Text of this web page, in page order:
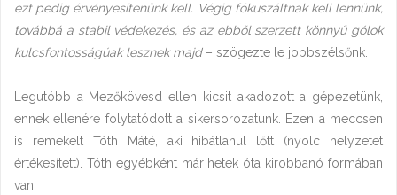
ezt pedig érvényesítenünk kell. Végig fókuszáltnak kell lennünk,
továbbá a stabil védekezés, és az ebből szerzett könnyű gólok
kulcsfontosságúak lesznek majd– szögezte le jobbszélsőnk.
Legutóbb a Mezőkövesd ellen kicsit akadozott a gépezetünk,
ennek ellenére folytatódott a sikersorozatunk. Ezen a meccsen
is remekelt Tóth Máté, aki hibátlanul lőtt (nyolc helyzetet
értékesített). Tóth egyébként már hetek óta kirobbanó formában
van.